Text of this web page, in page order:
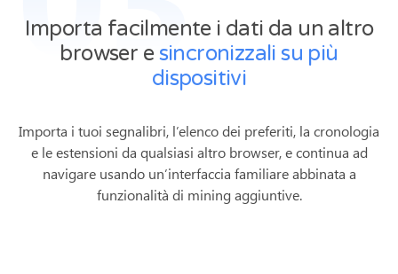
Importa facilmente i dati da un altro
browser esincronizzali su più
dispositivi
Importa i tuoi segnalibri, l’elenco dei preferiti, la cronologia
e le estensioni da qualsiasi altro browser, e continua ad
navigare usando un’interfaccia familiare abbinata a
funzionalità di mining aggiuntive.